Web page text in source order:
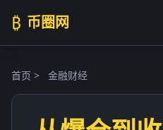
₿ 币圈网
首页 > 金融财经